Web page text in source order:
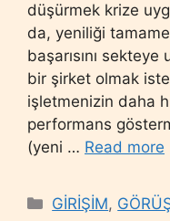
düşürmek krize
da, yeniliği
başarısını
bir şirket olmak
işletmenizin daha
performans
(yeni … Read more
Categories
GİRİŞİM,